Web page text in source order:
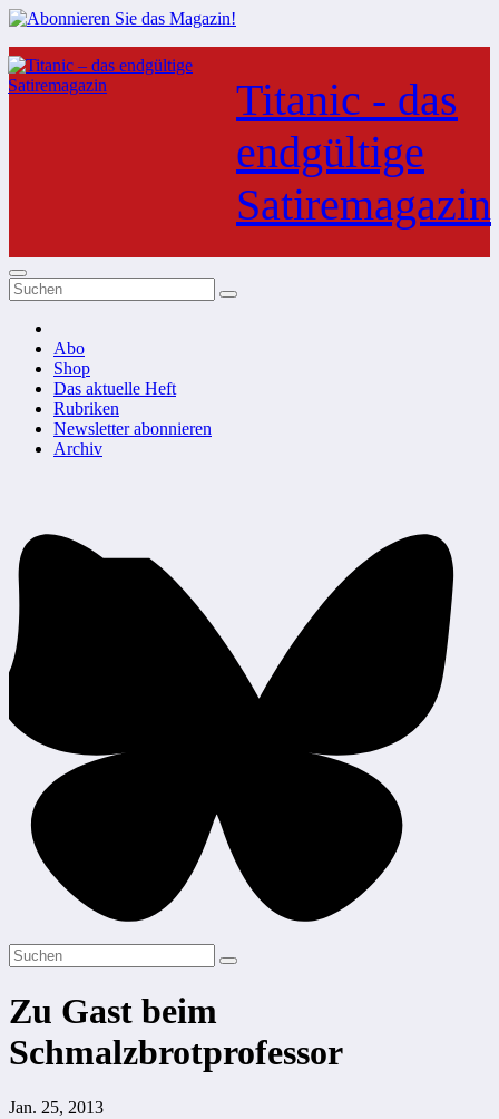
Zum
Inhalt
springen
Titanic - das
endgültige
Satiremagazin
Abo
Shop
Das aktuelle Heft
Rubriken
Newsletter abonnieren
Archiv
Zu Gast beim
Schmalzbrotprofessor
Jan. 25, 2013